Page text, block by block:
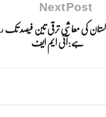
Next Post
کی معاشی ترقی تین فیصد تک
ہے:آئی ایم ایف